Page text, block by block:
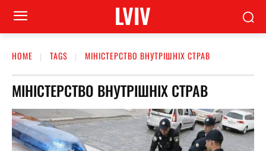
LVIV
HOME TAGS МІНІСТЕРСТВО ВНУТРІШНІХ СТРАВ
МІНІСТЕРСТВО ВНУТРІШНІХ СТРАВ